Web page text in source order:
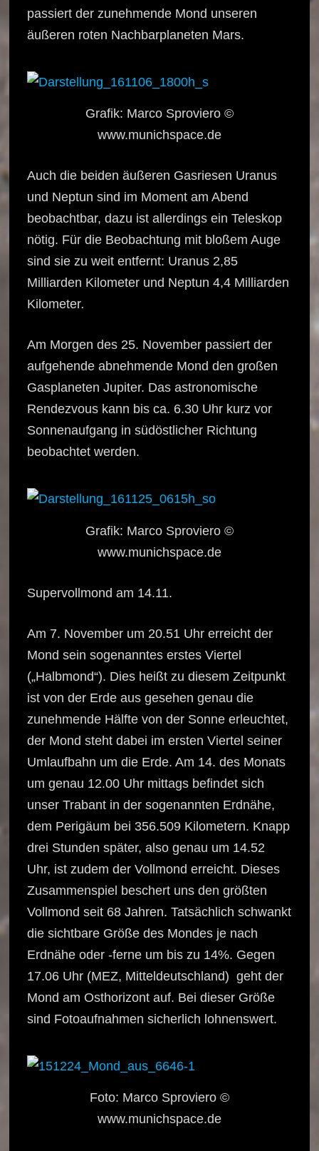
passiert der zunehmende Mond unseren
äußeren roten Nachbarplaneten Mars.
Grafik: Marco Sproviero ©
www.munichspace.de
Auch die beiden äußeren Gasriesen Uranus
und Neptun sind im Moment am Abend
beobachtbar, dazu ist allerdings ein Teleskop
nötig. Für die Beobachtung mit bloßem Auge
sind sie zu weit entfernt: Uranus 2,85
Milliarden Kilometer und Neptun 4,4 Milliarden
Kilometer.
Am Morgen des 25. November passiert der
aufgehende abnehmende Mond den großen
Gasplaneten Jupiter. Das astronomische
Rendezvous kann bis ca. 6.30 Uhr kurz vor
Sonnenaufgang in südöstlicher Richtung
beobachtet werden.
Grafik: Marco Sproviero ©
www.munichspace.de
Supervollmond am 14.11.
Am 7. November um 20.51 Uhr erreicht der
Mond sein sogenanntes erstes Viertel
(„Halbmond“). Dies heißt zu diesem Zeitpunkt
ist von der Erde aus gesehen genau die
zunehmende Hälfte von der Sonne erleuchtet,
der Mond steht dabei im ersten Viertel seiner
Umlaufbahn um die Erde. Am 14. des Monats
um genau 12.00 Uhr mittags befindet sich
unser Trabant in der sogenannten Erdnähe,
dem Perigäum bei 356.509 Kilometern. Knapp
drei Stunden später, also genau um 14.52
Uhr, ist zudem der Vollmond erreicht. Dieses
Zusammenspiel beschert uns den größten
Vollmond seit 68 Jahren. Tatsächlich schwankt
die sichtbare Größe des Mondes je nach
Erdnähe oder -ferne um bis zu 14%. Gegen
17.06 Uhr (MEZ, Mitteldeutschland) geht der
Mond am Osthorizont auf. Bei dieser Größe
sind Fotoaufnahmen sicherlich lohnenswert.
Foto: Marco Sproviero ©
www.munichspace.de